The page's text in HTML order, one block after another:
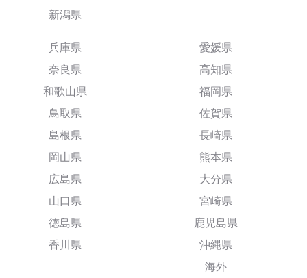
新潟県
兵庫県
奈良県
和歌山県
鳥取県
島根県
岡山県
広島県
山口県
徳島県
香川県
愛媛県
高知県
福岡県
佐賀県
長崎県
熊本県
大分県
宮崎県
鹿児島県
沖縄県
海外